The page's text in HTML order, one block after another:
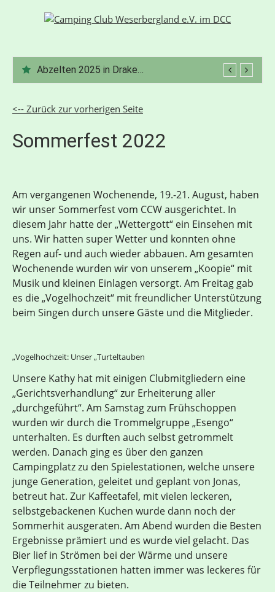
Abzelten 2025 in Drakenburg
<-- Zurück zur vorherigen Seite
Sommerfest 2022
Am vergangenen Wochenende, 19.-21. August, haben
wir unser Sommerfest vom CCW ausgerichtet. In
diesem Jahr hatte der „Wettergott“ ein Einsehen mit
uns. Wir hatten super Wetter und konnten ohne
Regen auf- und auch wieder abbauen. Am gesamten
Wochenende wurden wir von unserem „Koopie“ mit
Musik und kleinen Einlagen versorgt. Am Freitag gab
es die „Vogelhochzeit“ mit freundlicher Unterstützung
beim Singen durch unsere Gäste und die Mitglieder.
„Vogelhochzeit: Unser „Turteltauben
Unsere Kathy hat mit einigen Clubmitgliedern eine
„Gerichtsverhandlung“ zur Erheiterung aller
„durchgeführt“. Am Samstag zum Frühschoppen
wurden wir durch die Trommelgruppe „Esengo“
unterhalten. Es durften auch selbst getrommelt
werden. Danach ging es über den ganzen
Campingplatz zu den Spielestationen, welche unsere
junge Generation, geleitet und geplant von Jonas,
betreut hat. Zur Kaffeetafel, mit vielen leckeren,
selbstgebackenen Kuchen wurde dann noch der
Sommerhit ausgeraten. Am Abend wurden die Besten
Ergebnisse prämiert und es wurde viel gelacht. Das
Bier lief in Strömen bei der Wärme und unsere
Verpflegungsstationen hatten immer was leckeres für
die Teilnehmer zu bieten.